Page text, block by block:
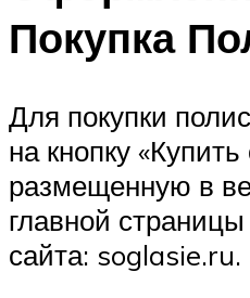
Покупка
Для покупки
на кнопку
размещенную в
главной страницы
сайта: soglasie.ru.